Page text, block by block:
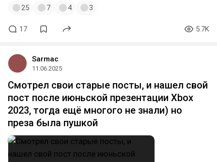
25 7 4 3
17 5.7K
Sarmac
11.06.2025
Смотрел свои старые посты, и нашел свой
пост после июньской презентации Xbox
2023, тогда ещё многого не знали) но
преза была пушкой